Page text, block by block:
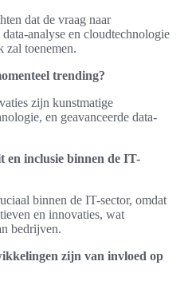
dat de vraag naar
analyse en cloudtechnologie
zal toenemen.
trending?
zijn kunstmatige
en geavanceerde data-
en inclusie binnen de IT-
binnen de IT-sector, omdat
en innovaties, wat
bedrijven.
zijn van invloed op